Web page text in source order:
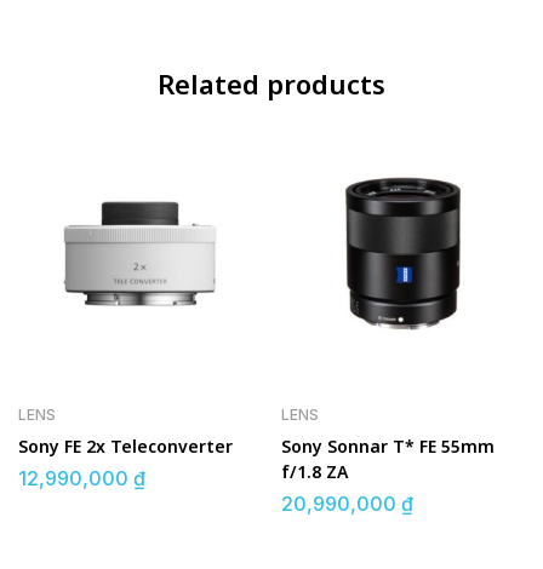
Related products
LENS
Sony FE 2x Teleconverter
12,990,000 ₫
LENS
Sony Sonnar T* FE 55mm
f/1.8 ZA
20,990,000 ₫